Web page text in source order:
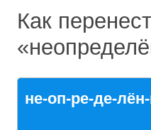
Как
не-оп-ре-де-